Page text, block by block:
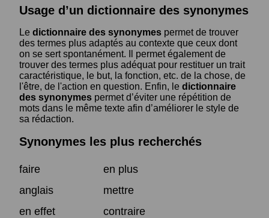
Usage d’un dictionnaire des synonymes
Le dictionnaire des synonymes permet de trouver
des termes plus adaptés au contexte que ceux dont
on se sert spontanément. Il permet également de
trouver des termes plus adéquat pour restituer un trait
caractéristique, le but, la fonction, etc. de la chose, de
l'être, de l'action en question. Enfin, le dictionnaire
des synonymes permet d’éviter une répétition de
mots dans le même texte afin d’améliorer le style de
sa rédaction.
Synonymes les plus recherchés
faire
en plus
anglais
mettre
en effet
contraire